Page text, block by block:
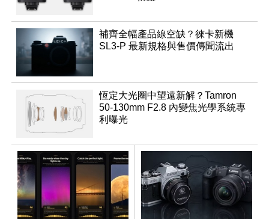
補齊全幅產品線空缺？徠卡新機
SL3-P 最新規格與售價傳聞流出
恆定大光圈中望遠新解？Tamron
50-130mm F2.8 內變焦光學系統專
利曝光